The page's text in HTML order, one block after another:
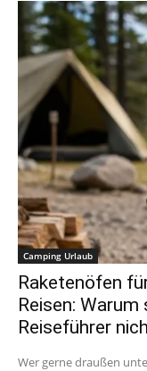
Camping Urlaub
Raketenöfen
Reisen:
Reiseführer
Wer gerne draußen